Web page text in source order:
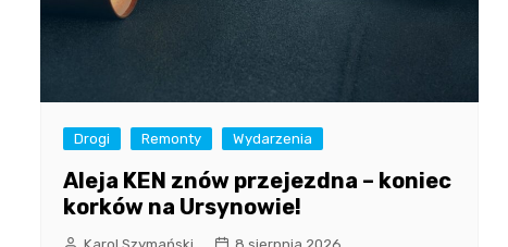
Drogi Remonty Wydarzenia
Aleja KEN znów przejezdna – koniec
korków na Ursynowie!